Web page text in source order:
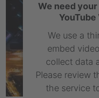
We need
We use a
embed
collect data
Please review
the service